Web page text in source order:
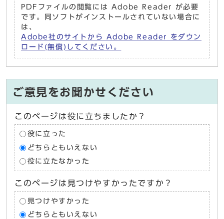
PDFファイルの閲覧には Adobe Reader が必要
です。同ソフトがインストールされていない場合に
は、
Adobe社のサイトから Adobe Reader をダウン
ロード(無償)してください。
ご意見をお聞かせください
このページは役に立ちましたか？
役に立った
どちらともいえない
役に立たなかった
このページは見つけやすかったですか？
見つけやすかった
どちらともいえない